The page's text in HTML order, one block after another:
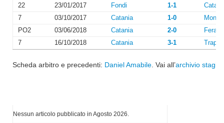
22
23/01/2017 Fondi 1-1
7
03/10/2017 Catania 1-0
PO2
03/06/2018 Catania 2-0
7
16/10/2018 Catania 3-1
Scheda arbitro e precedenti: Daniel Amabile . Vai all’archivio
Nessun articolo pubblicato in Agosto 2026.